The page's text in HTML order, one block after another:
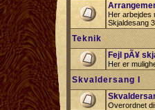
Her arbejdes
Skjaldesang 3
Teknik
Fejl pÃ¥
Her er
Skvaldersang I
Overordnet